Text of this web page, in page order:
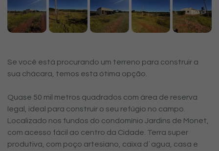
Se você está procurando um terreno para construir a
sua chácara, temos esta ótima opção.
Quase 50 mil metros quadrados com área de reserva
legal, ideal para construir o seu refúgio no campo.
Localizado nos fundos do condomínio Jardins de Monet,
com acesso fácil ao centro da Cidade. Terra super
produtiva, com poço artesiano, caixa d´agua, casa e